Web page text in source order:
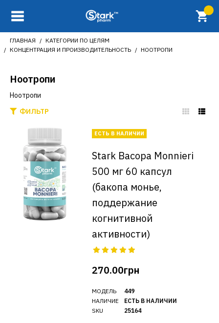
ГЛАВНАЯ
КАТЕГОРИИ ПО ЦЕЛЯМ
КОНЦЕНТРАЦИЯ И ПРОИЗВОДИТЕЛЬНОСТЬ
НООТРОПИ
Ноотропи
Ноотропи
ФИЛЬТР
ЕСТЬ В НАЛИЧИИ
Stark Bacopa Monnieri
500 мг 60 капсул
(бакопа монье,
поддержание
когнитивной
активности)
270.00грн
МОДЕЛЬ
НАЛИЧИЕ
SKU
449
ЕСТЬ В НАЛИЧИИ
25164